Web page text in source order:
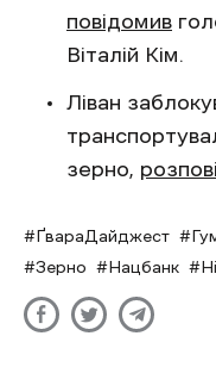
повідомив
Віталій Кім.
Ліван
зерно,
ҐвараДайджест
Зерно
Нацбанк